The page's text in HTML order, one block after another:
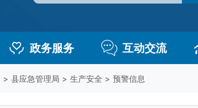
政务服务 互动交流
> 县应急管理局 > 生产安全 > 预警信息